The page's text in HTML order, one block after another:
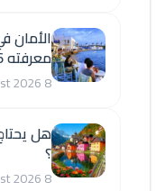
الأمان في
معرفته 2026
8 August 2026
هل يحتاج
؟
8 August 2026